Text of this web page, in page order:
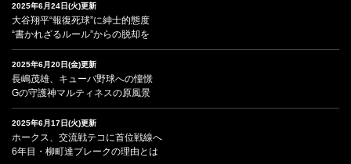
2025年6月24日(火)更新
大谷翔平“報復死球”に紳士的態度
“書かれざるルール”からの脱却を
2025年6月20日(金)更新
長嶋茂雄、キューバ野球への憧憬
Gの守護神マルティネスの原風景
2025年6月17日(火)更新
ホークス、交流戦テコに首位戦線へ
6年目・柳町達ブレークの理由とは